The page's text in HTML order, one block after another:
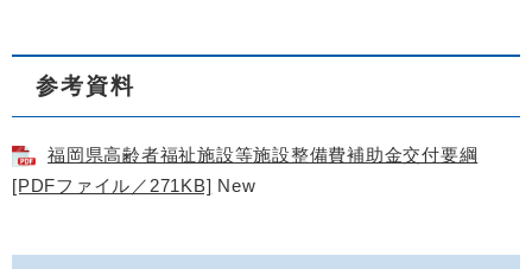
参考資料
福岡県高齢者福祉施設等施設整備費補助金交付要綱
[PDFファイル／271KB] New